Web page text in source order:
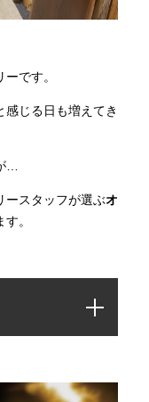
です。
じる日も増えてき
…
ースタッフが選ぶオ
。